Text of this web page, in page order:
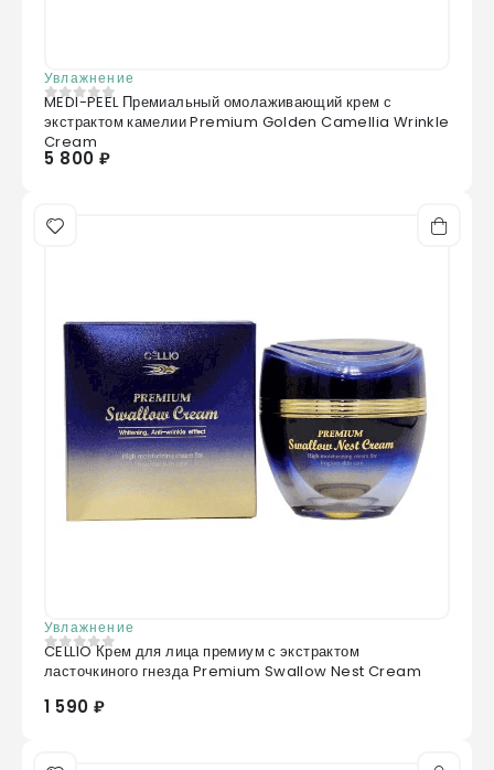
Увлажнение
0из 5
MEDI-PEEL Премиальный омолаживающий крем с
экстрактом камелии Premium Golden Camellia Wrinkle
Cream
5 800 ₽
Увлажнение
0из 5
CELLIO Крем для лица премиум с экстрактом
ласточкиного гнезда Premium Swallow Nest Cream
1 590 ₽